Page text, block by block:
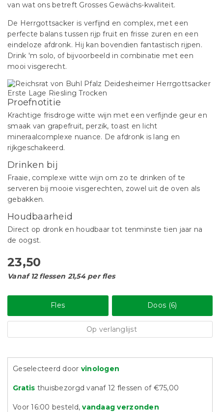
van wat ons betreft Grosses Gewächs-kwaliteit.
De Herrgottsacker is verfijnd en complex, met een
perfecte balans tussen rijp fruit en frisse zuren en een
eindeloze afdronk. Hij kan bovendien fantastisch rijpen.
Drink 'm solo, of bijvoorbeeld in combinatie met een
mooi visgerecht.
Proefnotitie
Krachtige frisdroge witte wijn met een verfijnde geur en
smaak van grapefruit, perzik, toast en licht
mineraalcomplexe nuance. De afdronk is lang en
rijkgeschakeerd.
Drinken bij
Fraaie, complexe witte wijn om zo te drinken of te
serveren bij mooie visgerechten, zowel uit de oven als
gebakken.
Houdbaarheid
Direct op dronk en houdbaar tot tenminste tien jaar na
de oogst.
23,50
Vanaf 12 flessen 21,54 per fles
Fles Doos (6)
Op verlanglijst
Geselecteerd door vinologen
Gratis thuisbezorgd vanaf 12 flessen of €75,00
Voor 16:00 besteld,vandaag verzonden